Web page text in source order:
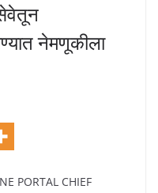
नेमणूकीला
PORTAL CHIEF